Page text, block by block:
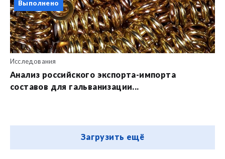
Выполнено
Исследования
Анализ российского экспорта-импорта
составов для гальванизации...
Загрузить ещё